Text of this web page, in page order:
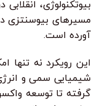
تماشای آنلاین."
ویژگی‌های کلیدی:
زیرنویس فارسی با
۳۰ ٪ تخفیف ویژه برای دانشجویان و دانش آموزان
بیوتکنولوژی،
آورده است.
این رویکرد نه تنها
شیمیایی سمی و
گرفته تا توسعه